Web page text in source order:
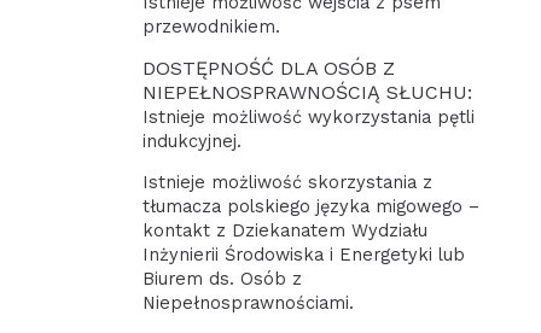
przewodnikiem.
DOSTĘPNOŚĆ DLA OSÓB Z
NIEPEŁNOSPRAWNOŚCIĄ SŁUCHU:
Istnieje możliwość wykorzystania pętli
indukcyjnej.
Istnieje możliwość skorzystania z
tłumacza polskiego języka migowego –
kontakt z Dziekanatem Wydziału
Inżynierii Środowiska i Energetyki lub
Biurem ds. Osób z
Niepełnosprawnościami.